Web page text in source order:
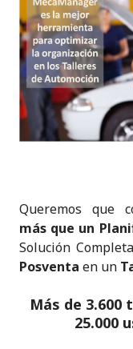
Queremos que
más que un
Solución
Posventa en un
Más de 3.600
25.000